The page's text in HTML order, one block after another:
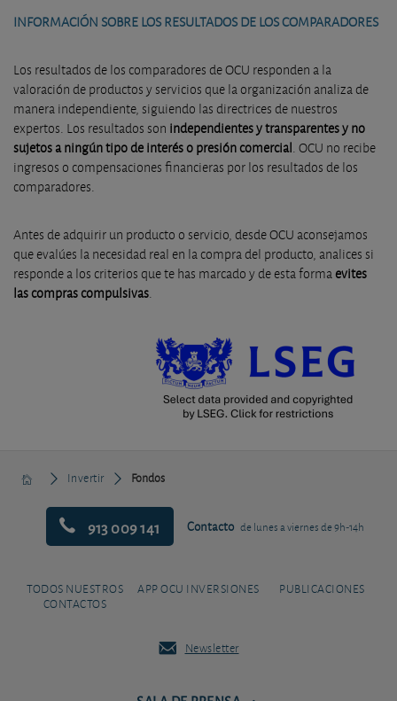
INFORMACIÓN SOBRE LOS RESULTADOS DE LOS COMPARADORES
Los resultados de los comparadores de OCU responden a la
valoración de productos y servicios que la organización analiza de
manera independiente, siguiendo las directrices de nuestros
expertos. Los resultados son independientes y transparentes y no
sujetos a ningún tipo de interés o presión comercial. OCU no recibe
ingresos o compensaciones financieras por los resultados de los
comparadores.
Antes de adquirir un producto o servicio, desde OCU aconsejamos
que evalúes la necesidad real en la compra del producto, analices si
responde a los criterios que te has marcado y de esta forma evites
las compras compulsivas.
Invertir Fondos
913 009 141 Contacto de lunes a viernes de 9h-14h
TODOS NUESTROS
CONTACTOS
APP OCU INVERSIONES PUBLICACIONES
Newsletter